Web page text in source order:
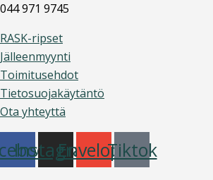
044 971 9745
RASK-ripset
Jälleenmyynti
Toimitusehdot
Tietosuojakäytäntö
Ota yhteyttä
Instagram
EnvelopeTiktok